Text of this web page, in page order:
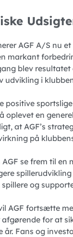
AGF A/S nu
markant
blev
udvikling i
positive
oplevet en
at AGF’s
på
se frem til
og
AGF fortsætte
for at
år. Fans og